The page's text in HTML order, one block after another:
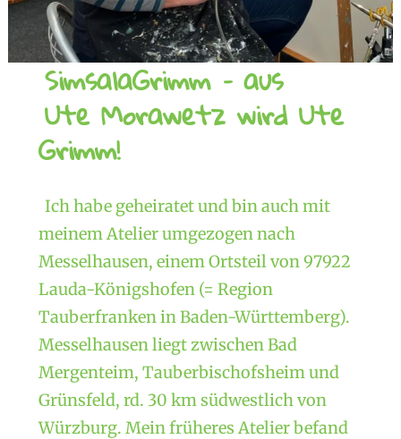
SimsalaGrimm – aus
Ute Morawetz wird Ute
Grimm!
Ich habe geheiratet und bin auch mit
meinem Atelier umgezogen nach
Messelhausen, einem Ortsteil von 97922
Lauda-Königshofen (= Region
Tauberfranken in Baden-Württemberg).
Messelhausen liegt zwischen Bad
Mergenteim, Tauberbischofsheim und
Grünsfeld, rd. 30 km südwestlich von
Würzburg. Mein früheres Atelier befand